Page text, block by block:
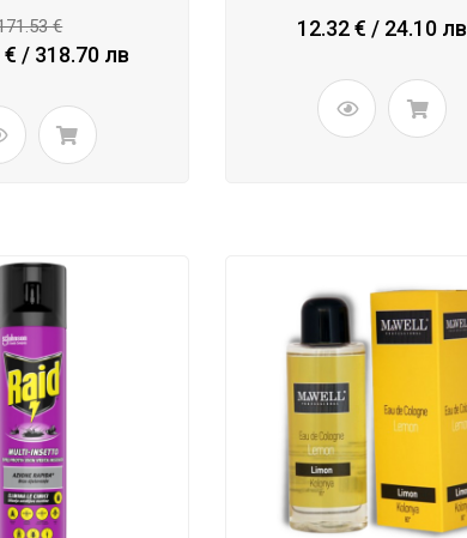
€
€ / 318.70 лв
12.32 € / 24.10 лв